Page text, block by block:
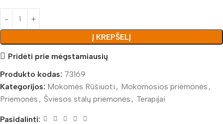
Į KREPŠELĮ
Pridėti prie mėgstamiausių
Produkto kodas: 73169
Kategorijos: Mokomės Rūšiuoti , Mokomosios priemonės ,
Priemonės , Šviesos stalų priemonės , Terapijai
Pasidalinti: